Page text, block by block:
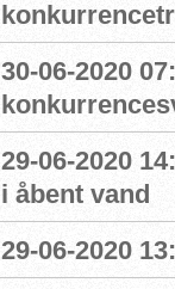
30-06-2020
29-06-2020
i åbent vand
29-06-2020